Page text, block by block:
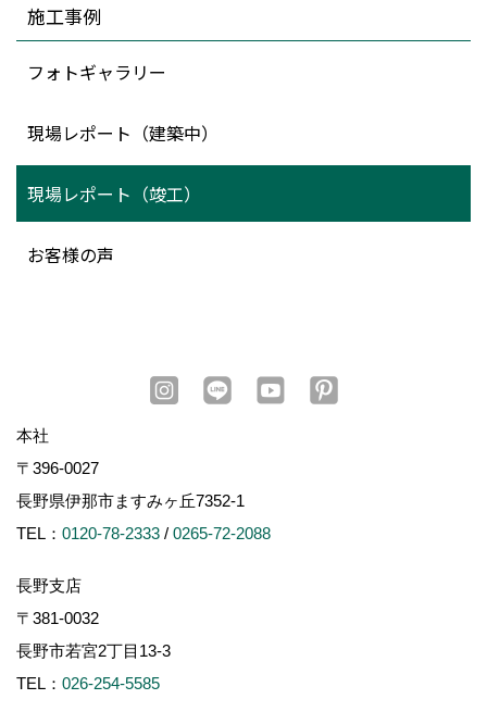
施工事例
フォトギャラリー
現場レポート（建築中）
現場レポート（竣工）
お客様の声
本社
〒396-0027
長野県伊那市ますみヶ丘7352-1
TEL： 0120-78-2333 / 0265-72-2088
長野支店
〒381-0032
長野市若宮2丁目13-3
TEL： 026-254-5585